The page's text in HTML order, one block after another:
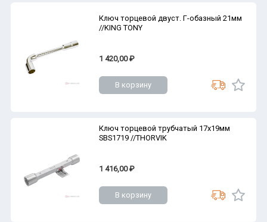
Ключ торцевой двуст. Г-обазный 21мм
//KING TONY
1 420,00 ₽
В корзину
Ключ торцевой трубчатый 17х19мм
SBS1719 //THORVIK
1 416,00 ₽
В корзину